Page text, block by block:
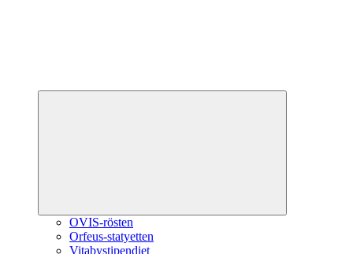
OVIS-rösten
Orfeus-statyetten
Vitabystipendiet